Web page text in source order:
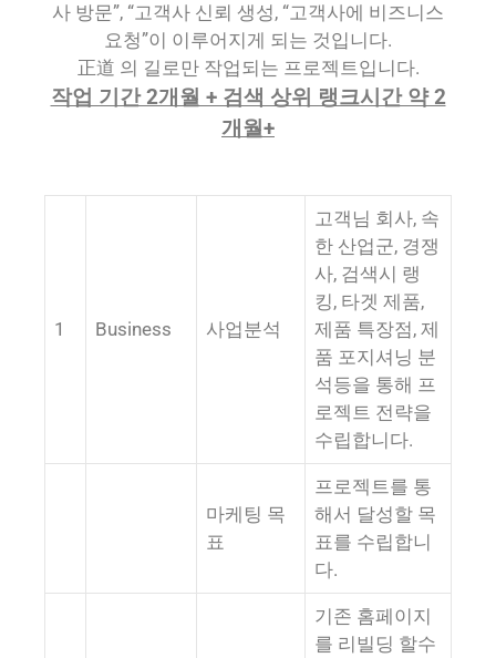
사 방문”, “고객사 신뢰 생성, “고객사에 비즈니스
요청”이 이루어지게 되는 것입니다.
正道 의 길로만 작업되는 프로젝트입니다.
작업 기간 2개월 + 검색 상위 랭크시간 약 2
개월+
1 Business 사업분석
고객님 회사, 속
한 산업군, 경쟁
사, 검색시 랭
킹, 타겟 제품,
제품 특장점, 제
품 포지셔닝 분
석등을 통해 프
로젝트 전략을
수립합니다.
마케팅 목
표
프로젝트를 통
해서 달성할 목
표를 수립합니
다.
기존 홈페이지
를 리빌딩 할수